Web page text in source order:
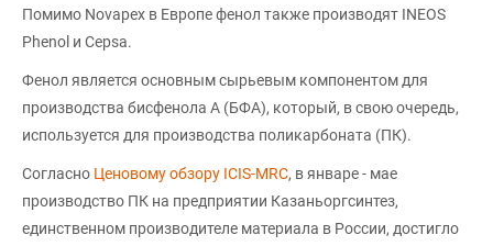
Помимо Novapex в Европе фенол также производят INEOS
Phenol и Cepsa.
Фенол является основным сырьевым компонентом для
производства бисфенола А (БФА), который, в свою очередь,
используется для производства поликарбоната (ПК).
Согласно Ценовому обзору ICIS-MRC, в январе - мае
производство ПК на предприятии Казаньоргсинтез,
единственном производителе материала в России, достигло